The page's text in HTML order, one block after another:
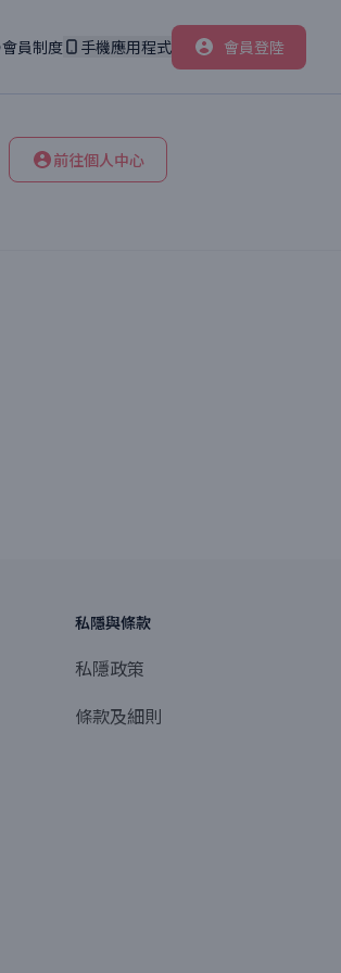
會員制度 手機應用程式 會員登陸
前往個人中心
私隱與條款
私隱政策
條款及細則